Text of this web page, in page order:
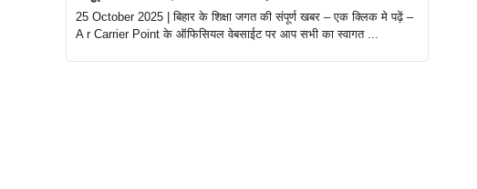
25 October 2025 | बिहार के शिक्षा जगत की संपूर्ण खबर – एक क्लिक मे पढ़ें –
A r Carrier Point के ऑफिसियल वेबसाईट पर आप सभी का स्वागत ...